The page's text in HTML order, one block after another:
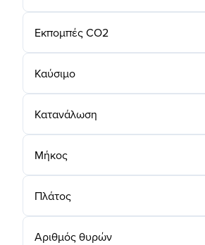
Εκπομπές CO2
Καύσιμο
Κατανάλωση
Μήκος
Πλάτος
Αριθμός θυρών